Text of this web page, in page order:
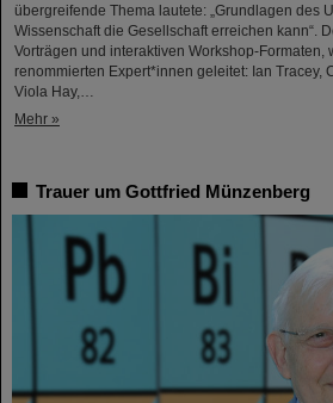
übergreifende Thema lautete: „Grundlagen des
Wissenschaft die Gesellschaft erreichen kann“.
Vorträgen und interaktiven Workshop-Formaten,
renommierten Expert*innen geleitet: Ian Tracey,
Viola Hay,…
Mehr »
Trauer um Gottfried Münzenberg